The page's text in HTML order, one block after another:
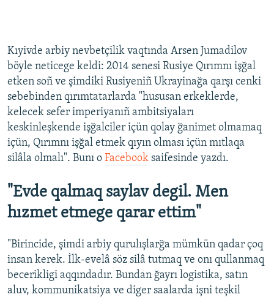
Kıyivde arbiy nevbetçilik vaqtında Arsen Jumadilov
böyle neticege keldi: 2014 senesi Rusiye Qırımnı işğal
etken soñ ve şimdiki Rusiyeniñ Ukrayinağa qarşı cenki
sebebinden qırımtatarlarda "hususan erkeklerde,
kelecek sefer imperiyanıñ ambitsiyaları
keskinleşkende işğalciler içün qolay ğanimet olmamaq
içün, Qırımnı işğal etmek qıyın olması içün mıtlaqa
silâla olmalı". Bunı o Facebook saifesinde yazdı.
"Evde qalmaq saylav degil. Men
hızmet etmege qarar ettim"
"Birincide, şimdi arbiy qurulışlarğa mümkün qadar çoq
insan kerek. İlk-evelâ söz silâ tutmaq ve onı qullanmaq
becerikligi aqqındadır. Bundan ğayrı logistika, satın
aluv, kommunikatsiya ve diger saalarda işni teşkil